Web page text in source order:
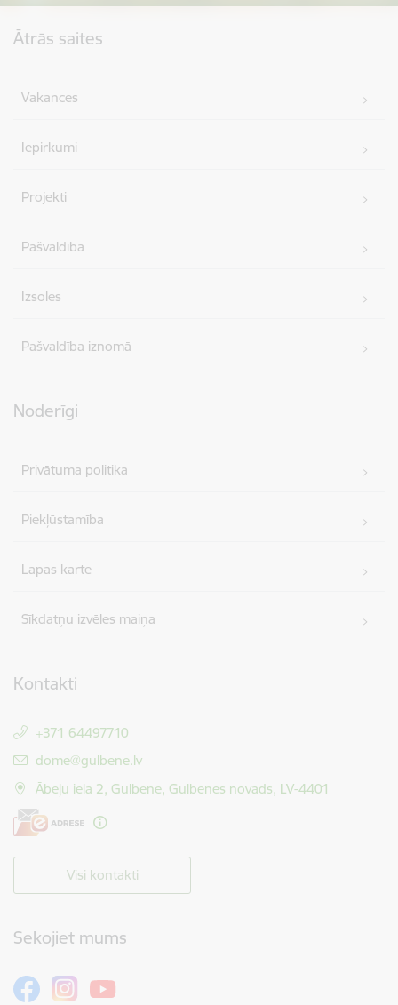
Ātrās saites
Vakances
Iepirkumi
Projekti
Pašvaldība
Izsoles
Pašvaldība iznomā
Noderīgi
Privātuma politika
Piekļūstamība
Lapas karte
Sīkdatņu izvēles maiņa
Kontakti
+371 64497710
E-pasts:
dome@gulbene.lv
Ābeļu iela 2, Gulbene, Gulbenes novads, LV-4401
Visi kontakti
Sekojiet mums